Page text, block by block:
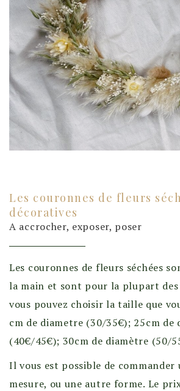
Les couronnes de fleurs
décoratives
A accrocher, exposer, poser
Les couronnes de fleurs séchées
la main et sont pour la plupart des
vous pouvez choisir la taille que
cm de diametre (30/35€); 25cm de
(40€/45€); 30cm de diamètre (50/
Il vous est possible de
mesure, ou une autre forme. Le